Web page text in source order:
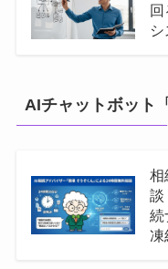
回
AIチャットボット
相
談
続
凍